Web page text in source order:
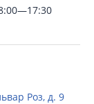
Роз, д. 9